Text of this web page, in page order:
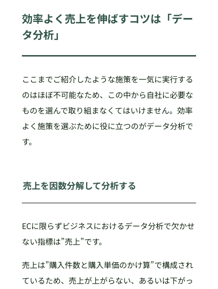
効率よく売上を伸ばすコツは「デー
タ分析」
ここまでご紹介したような施策を一気に実行する
のはほぼ不可能なため、この中から自社に必要な
ものを選んで取り組まなくてはいけません。効率
よく施策を選ぶために役に立つのがデータ分析で
す。
売上を因数分解して分析する
ECに限らずビジネスにおけるデータ分析で欠かせ
ない指標は”売上”です。
売上は”購入件数と購入単価のかけ算”で構成され
ているため、売上が上がらない、あるいは下がっ